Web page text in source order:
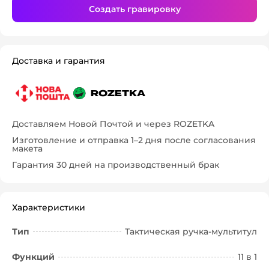
Создать гравировку
Доставка и гарантия
Доставляем Новой Почтой и через ROZETKA
Изготовление и отправка 1–2 дня после согласования
макета
Гарантия 30 дней на производственный брак
Характеристики
Тип Тактическая ручка-мультитул
Функций 11 в 1